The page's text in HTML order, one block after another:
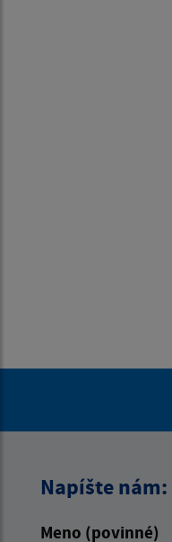
Napíšte nám:
Meno (povinné)